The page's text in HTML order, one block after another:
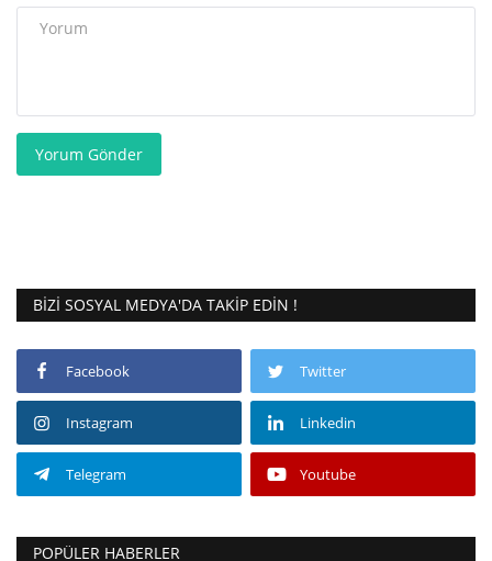
Yorum Gönder
BIZI SOSYAL MEDYA'DA TAKIP EDIN !
Facebook Twitter
Instagram Linkedin
Telegram Youtube
POPÜLER HABERLER